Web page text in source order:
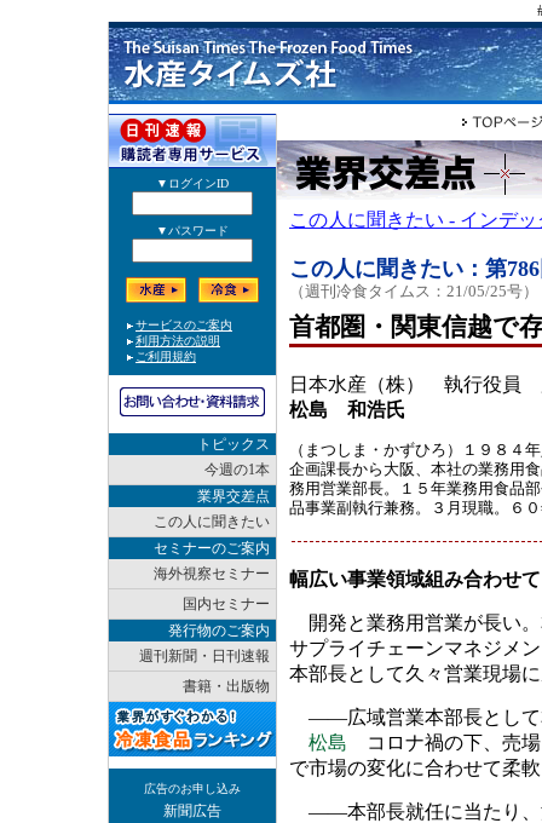
トピックス
今週の1本
業界交差点
この人に聞きたい
セミナーのご案内
海外視察セミナー
国内セミナー
発行物のご案内
週刊新聞・日刊速報
書籍・出版物
広告のお申し込み
新聞広告
この人に聞きたい - インデ
この人に聞きたい：第
（週刊冷食タイムス：21/05/25号）
首都圏・関東信越で
日本水産（株） 執行役員
松島 和浩氏
（まつしま・かずひろ）１９８４
企画課長から大阪、本社の業務用
務用営業部長。１５年業務用食品
品事業副執行兼務。３月現職。６
幅広い事業領域組み合わせて
開発と業務用営業が長い
サプライチェーンマネジメ
本部長として久々営業現場
――広域営業本部長として
松島 コロナ禍の下、売場
で市場の変化に合わせて柔
――本部長就任に当たり、